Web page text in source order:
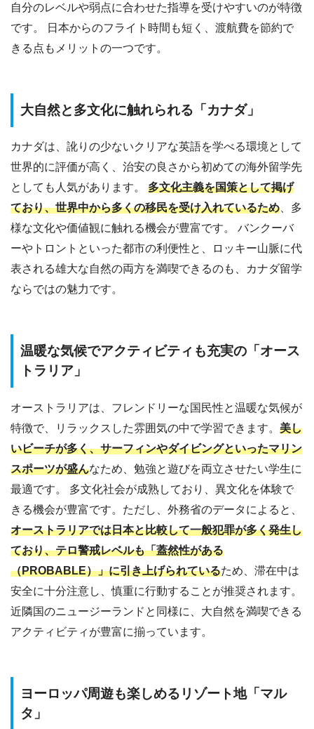
自分のレベルや弱点に合わせた指導を受けやすいのが特徴
です。 日本からのフライト時間も短く、渡航費を節約で
きる点もメリットの一つです。
大自然と多文化に触れられる「カナダ」
カナダは、訛りの少ないクリアな英語を学べる環境として
世界的に評価が高く、治安の良さから初めての海外留学先
としても人気があります。 多文化主義を国策として掲げ
ており、世界中から多くの移民を受け入れているため 、多
様な文化や価値観に触れる機会が豊富です。 バンクーバ
ーやトロントといった都市の利便性と、ロッキー山脈に代
表される雄大な自然の両方を満喫できるのも、カナダ留学
ならではの魅力です。
温暖な気候でアクティビティも充実の「オース
トラリア」
オーストラリアは、フレンドリーな国民性と温暖な気候が
特徴で、リラックスした雰囲気の中で学習できます。 美し
いビーチが多く、サーフィンやダイビングといったマリン
スポーツが盛んなため、勉強と遊びを両立させたい学生に
最適です。 多文化社会が成熟しており、異文化を体験で
きる機会が豊富です。ただし、外務省のデータによると、
オーストラリアでは日本と比較して一般犯罪が多く発生し
ており、テロ警戒レベルも「蓋然性がある
（PROBABLE）」に引き上げられているため、滞在中は
安全に十分注意し、慎重に行動することが推奨されます。
近隣国のニュージーランドと同様に、大自然を満喫できる
アクティビティが豊富に揃っています。
ヨーロッパ周遊も楽しめるリゾート地「マル
タ」